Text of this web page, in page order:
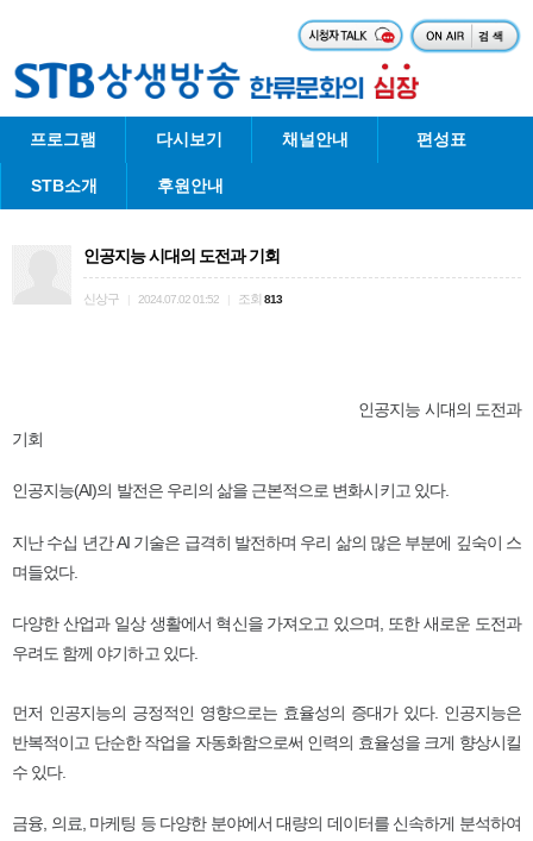
프로그램 다시보기 채널안내 편성표
STB소개 후원안내
인공지능 시대의 도전과 기회
신상구 2024.07.02 01:52 조회 813
인공지능 시대의 도전과
기회
인공지능(AI)의 발전은 우리의 삶을 근본적으로 변화시키고 있다.
지난 수십 년간 AI 기술은 급격히 발전하며 우리 삶의 많은 부분에 깊숙이 스
며들었다.
다양한 산업과 일상 생활에서 혁신을 가져오고 있으며, 또한 새로운 도전과
우려도 함께 야기하고 있다.
먼저 인공지능의 긍정적인 영향으로는 효율성의 증대가 있다. 인공지능은
반복적이고 단순한 작업을 자동화함으로써 인력의 효율성을 크게 향상시킬
수 있다.
금융, 의료, 마케팅 등 다양한 분야에서 대량의 데이터를 신속하게 분석하여